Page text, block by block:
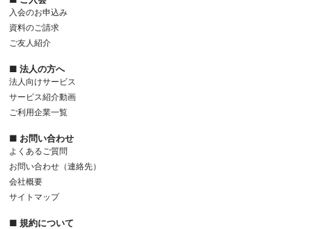
入会のお申込み
資料のご請求
ご友人紹介
■ 法人の方へ
法人向けサービス
サービス紹介動画
ご利用企業一覧
■ お問い合わせ
よくあるご質問
お問い合わせ（連絡先）
会社概要
サイトマップ
■ 規約について